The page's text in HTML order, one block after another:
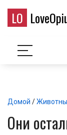
LO
Домой /
Они